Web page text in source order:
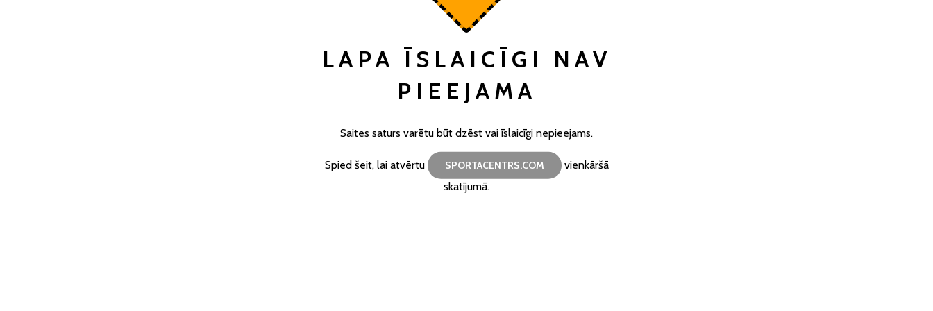
LAPA ĪSLAICĪGI NAV
PIEEJAMA
Saites saturs varētu būt dzēst vai īslaicīgi nepieejams.
Spied šeit, lai atvērtu SPORTACENTRS.COM
vienkāršā
skatījumā.